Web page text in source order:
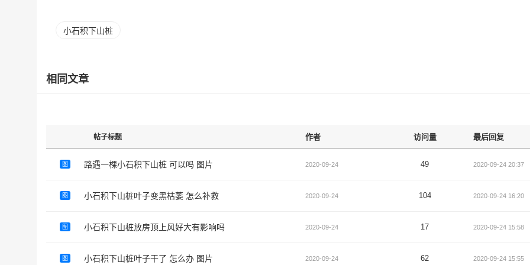
小石积下山桩
相同文章
帖子标题 作者 访问量 最后回复
图 路遇一棵小石积下山桩 可以吗 图片 2020-09-24 49 2020-09-24 20:37
图 小石积下山桩叶子变黑枯萎 怎么补救 2020-09-24 104 2020-09-24 16:20
图 小石积下山桩放房顶上风好大有影响吗 2020-09-24 17 2020-09-24 15:58
图 小石积下山桩叶子干了 怎么办 图片 2020-09-24 62 2020-09-24 15:55